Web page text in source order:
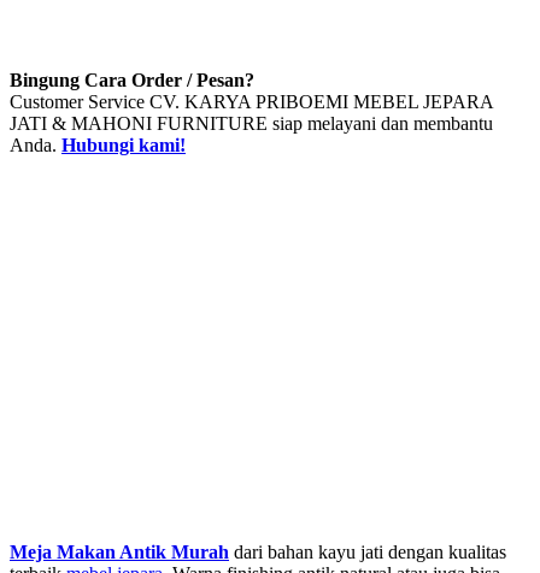
Bingung Cara Order / Pesan?
Customer Service CV. KARYA PRIBOEMI MEBEL JEPARA
JATI & MAHONI FURNITURE siap melayani dan membantu
Anda. Hubungi kami!
Meja Makan Antik Murah dari bahan kayu jati dengan kualitas